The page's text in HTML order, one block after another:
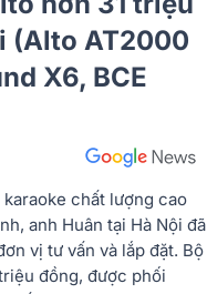
(Alto AT2000
X6, BCE
chất lượng cao
anh Huân tại Hà Nội đã
vị tư vấn và lắp đặt. Bộ
đồng, được phối